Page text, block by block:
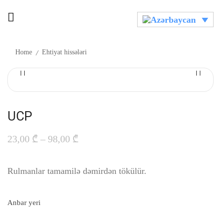
Home / Ehtiyat hissələri
UCP
23,00 ₾ – 98,00 ₾
Rulmanlar tamamilə dəmirdən tökülür.
Anbar yeri